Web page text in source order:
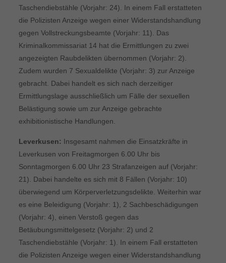
Taschendiebstähle (Vorjahr: 24). In einem Fall erstatteten
die Polizisten Anzeige wegen einer Widerstandshandlung
gegen Vollstreckungsbeamte (Vorjahr: 11). Das
Kriminalkommissariat 14 hat die Ermittlungen zu zwei
angezeigten Raubdelikten übernommen (Vorjahr: 2).
Zudem wurden 7 Sexualdelikte (Vorjahr: 3) zur Anzeige
gebracht. Dabei handelt es sich nach derzeitiger
Ermittlungslage ausschließlich um Fälle der sexuellen
Belästigung sowie um zur Anzeige gebrachte
exhibitionistische Handlungen.
Leverkusen: Insgesamt nahmen die Einsatzkräfte in
Leverkusen von Freitagmorgen 6.00 Uhr bis
Sonntagmorgen 6.00 Uhr 23 Strafanzeigen auf (Vorjahr:
21). Dabei handelte es sich mit 8 Fällen (Vorjahr: 10)
überwiegend um Körperverletzungsdelikte. Weiterhin war
es eine Beleidigung (Vorjahr: 1), 2 Sachbeschädigungen
(Vorjahr: 4), einen Verstoß gegen das
Betäubungsmittelgesetz (Vorjahr: 2) und 2
Taschendiebstähle (Vorjahr: 1). In einem Fall erstatteten
die Polizisten Anzeige wegen einer Widerstandshandlung